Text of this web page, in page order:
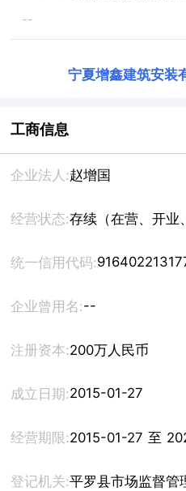
--
宁夏增鑫建筑安装
工商信息
企业法人:赵增国
经营状态:存续（在营、开业
统一信用代码:
企业曾用名:--
注册资本:200万人民币
成立日期:2015-01-27
经营期限:
登记机关:平罗县市场监督管